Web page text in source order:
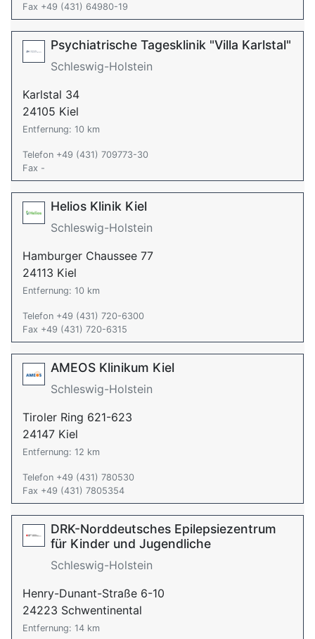
Fax +49 (431) 64980-19
Psychiatrische Tagesklinik "Villa Karlstal"
Schleswig-Holstein
Karlstal 34
24105 Kiel
Entfernung: 10 km
Telefon +49 (431) 709773-30
Fax -
Helios Klinik Kiel
Schleswig-Holstein
Hamburger Chaussee 77
24113 Kiel
Entfernung: 10 km
Telefon +49 (431) 720-6300
Fax +49 (431) 720-6315
AMEOS Klinikum Kiel
Schleswig-Holstein
Tiroler Ring 621-623
24147 Kiel
Entfernung: 12 km
Telefon +49 (431) 780530
Fax +49 (431) 7805354
DRK-Norddeutsches Epilepsiezentrum
für Kinder und Jugendliche
Schleswig-Holstein
Henry-Dunant-Straße 6-10
24223 Schwentinental
Entfernung: 14 km